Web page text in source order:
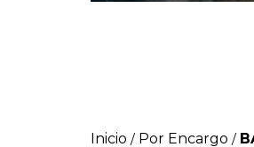
Inicio / Por Encargo /